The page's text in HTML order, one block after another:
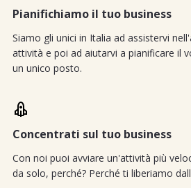
Pianifichiamo il tuo business
Siamo gli unici in Italia ad assistervi
attività e poi ad aiutarvi a pianificare il
un unico posto.
Concentrati sul tuo business
Con noi puoi avviare un'attività più
da solo, perché? Perché ti liberiamo